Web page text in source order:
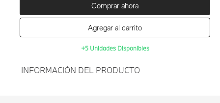
Comprar ahora
Agregar al carrito
+5 Unidades Disponibles
INFORMACIÓN DEL PRODUCTO